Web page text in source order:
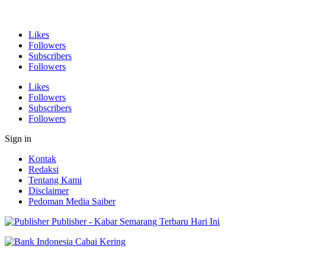
Likes
Followers
Subscribers
Followers
Likes
Followers
Subscribers
Followers
Sign in
Kontak
Redaksi
Tentang Kami
Disclaimer
Pedoman Media Saiber
Publisher - Kabar Semarang Terbaru Hari Ini